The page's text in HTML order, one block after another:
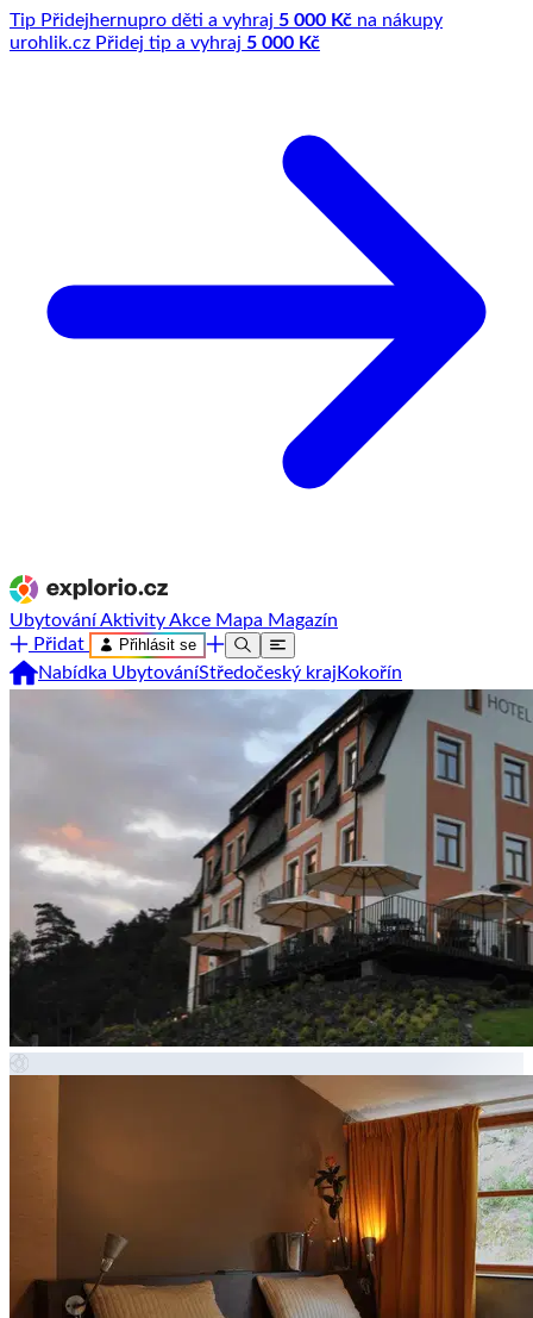
Tip Přidejhernupro děti a vyhraj 5 000 Kč na nákupy
urohlik.cz Přidej tip a vyhraj 5 000 Kč
UbytováníAktivityAkce Mapa Magazín
Přidat
Přihlásit se
Nabídka UbytováníStředočeský kraj Kokořín